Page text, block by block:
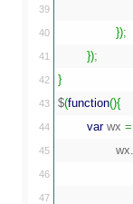
39
40
41
42
43
44
45
46
47
});
});
}
$(function(){
var wx =
		wx.